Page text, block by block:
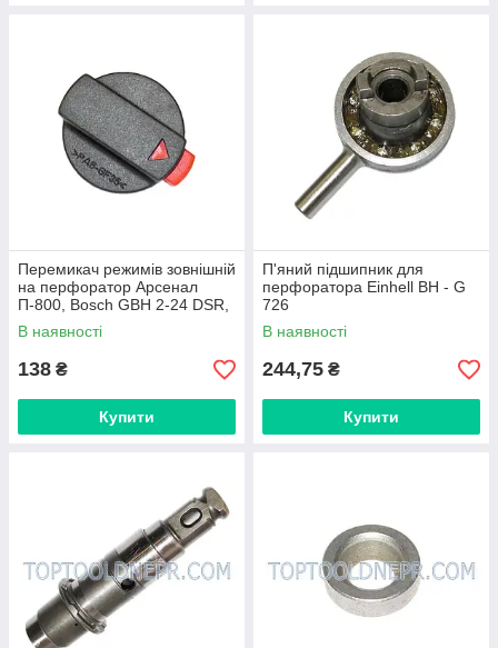
Перемикач режимів зовнішній
на перфоратор Арсенал
П-800, Bosch GBH 2-24 DSR,
Craft CBH-800DFR
В наявності
138 ₴
Купити
П'яний підшипник для
перфоратора Einhell BH - G
726
В наявності
244,75 ₴
Купити